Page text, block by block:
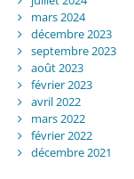
mars 2024
décembre 2023
septembre 2023
août 2023
février 2023
avril 2022
mars 2022
février 2022
décembre 2021